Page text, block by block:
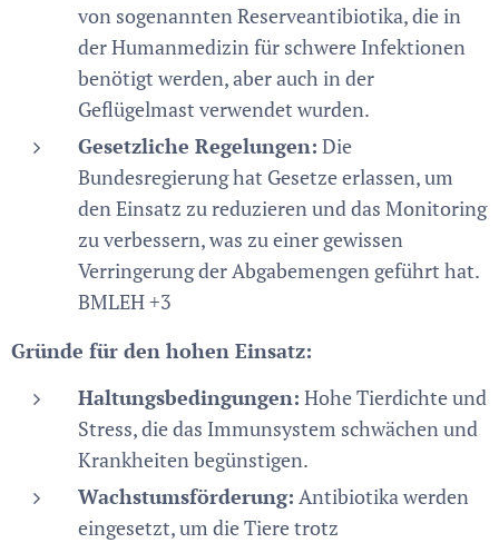
von sogenannten Reserveantibiotika, die in
der Humanmedizin für schwere Infektionen
benötigt werden, aber auch in der
Geflügelmast verwendet wurden.
Gesetzliche Regelungen: Die
Bundesregierung hat Gesetze erlassen, um
den Einsatz zu reduzieren und das Monitoring
zu verbessern, was zu einer gewissen
Verringerung der Abgabemengen geführt hat.
BMLEH +3
Gründe für den hohen Einsatz:
Haltungsbedingungen: Hohe Tierdichte und
Stress, die das Immunsystem schwächen und
Krankheiten begünstigen.
Wachstumsförderung: Antibiotika werden
eingesetzt, um die Tiere trotz